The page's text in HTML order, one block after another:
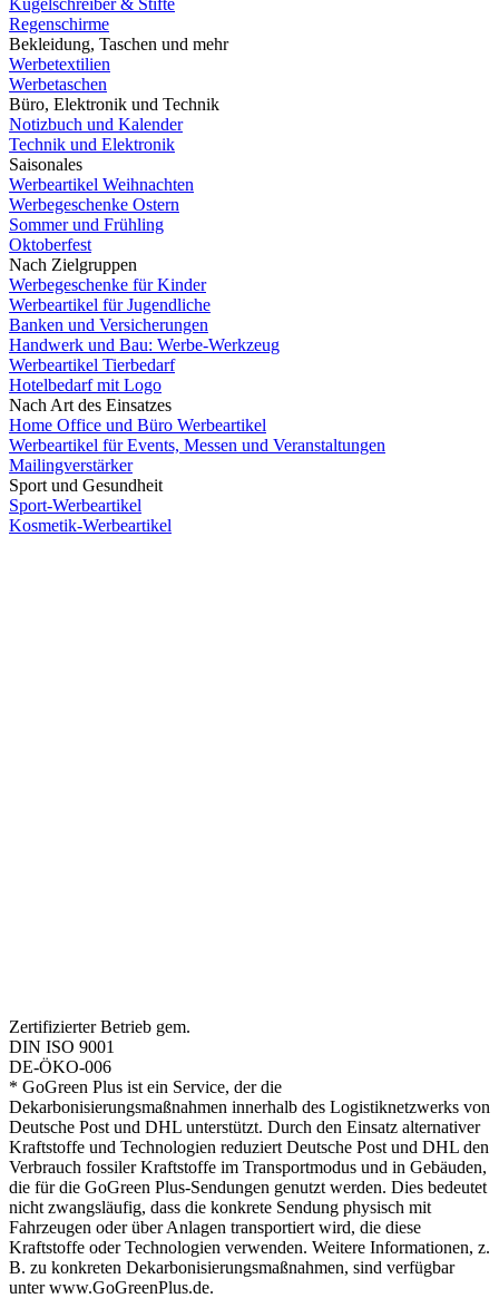
Regenschirme
Bekleidung, Taschen und mehr
Werbetextilien
Werbetaschen
Büro, Elektronik und Technik
Notizbuch und Kalender
Technik und Elektronik
Saisonales
Werbeartikel Weihnachten
Werbegeschenke Ostern
Sommer und Frühling
Oktoberfest
Nach Zielgruppen
Werbegeschenke für Kinder
Werbeartikel für Jugendliche
Banken und Versicherungen
Handwerk und Bau: Werbe-Werkzeug
Werbeartikel Tierbedarf
Hotelbedarf mit Logo
Nach Art des Einsatzes
Home Office und Büro Werbeartikel
Werbeartikel für Events, Messen und Veranstaltungen
Mailingverstärker
Sport und Gesundheit
Sport-Werbeartikel
Kosmetik-Werbeartikel
Zertifizierter Betrieb gem.
DIN ISO 9001
DE-ÖKO-006
* GoGreen Plus ist ein Service, der die
Dekarbonisierungsmaßnahmen innerhalb des Logistiknetzwerks von
Deutsche Post und DHL unterstützt. Durch den Einsatz alternativer
Kraftstoffe und Technologien reduziert Deutsche Post und DHL den
Verbrauch fossiler Kraftstoffe im Transportmodus und in Gebäuden,
die für die GoGreen Plus-Sendungen genutzt werden. Dies bedeutet
nicht zwangsläufig, dass die konkrete Sendung physisch mit
Fahrzeugen oder über Anlagen transportiert wird, die diese
Kraftstoffe oder Technologien verwenden. Weitere Informationen, z.
B. zu konkreten Dekarbonisierungsmaßnahmen, sind verfügbar
unter www.GoGreenPlus.de.